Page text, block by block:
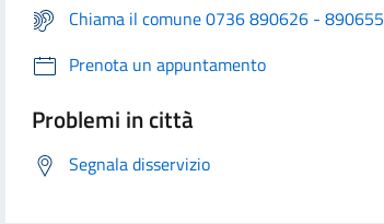
Chiama il comune 0736 890626 - 890655
Prenota un appuntamento
Problemi in città
Segnala disservizio